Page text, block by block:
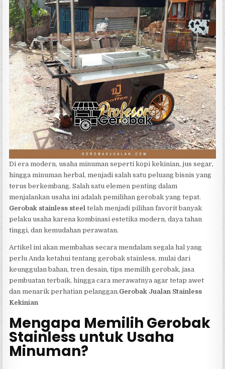
Di era modern, usaha minuman seperti kopi kekinian, jus segar,
hingga minuman herbal, menjadi salah satu peluang bisnis yang
terus berkembang. Salah satu elemen penting dalam
menjalankan usaha ini adalah pemilihan gerobak yang tepat.
Gerobak stainless steel telah menjadi pilihan favorit banyak
pelaku usaha karena kombinasi estetika modern, daya tahan
tinggi, dan kemudahan perawatan.
Artikel ini akan membahas secara mendalam segala hal yang
perlu Anda ketahui tentang gerobak stainless, mulai dari
keunggulan bahan, tren desain, tips memilih gerobak, jasa
pembuatan terbaik, hingga cara merawatnya agar tetap awet
dan menarik perhatian pelanggan.Gerobak Jualan Stainless
Kekinian
Mengapa Memilih Gerobak
Stainless untuk Usaha
Minuman?